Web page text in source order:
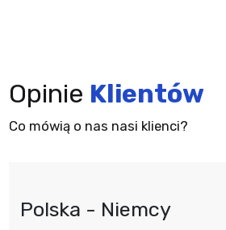
Opinie Klientów
Co mówią o nas nasi klienci?
Polska - Niemcy